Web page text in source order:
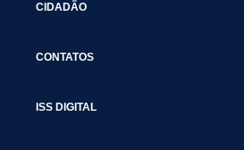
CIDADÃO
CONTATOS
ISS DIGITAL